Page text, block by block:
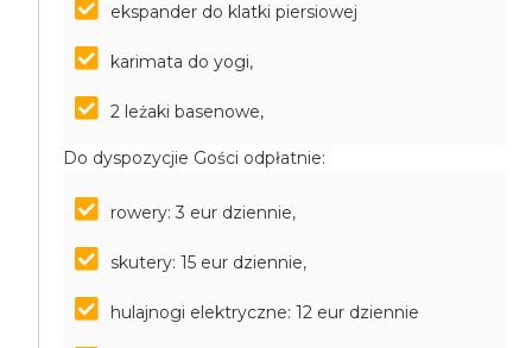
ekspander do klatki piersiowej
karimata do yogi,
2 leżaki basenowe,
Do dyspozycjie Gości odpłatnie:
rowery: 3 eur dziennie,
skutery: 15 eur dziennie,
hulajnogi elektryczne: 12 eur dziennie